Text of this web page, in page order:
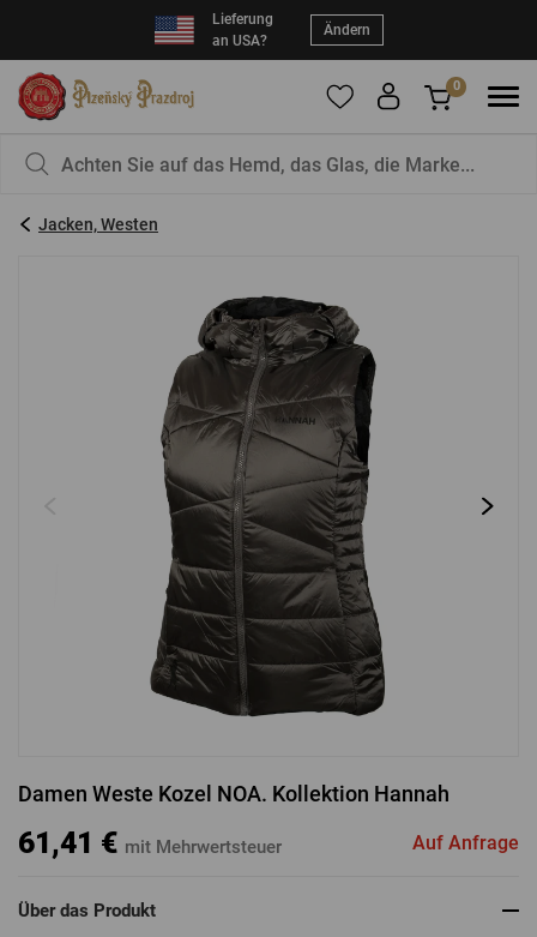
Lieferung
an USA?
Ändern
registrieren Sie sich
EINLOGGEN
Vergessenes Passwort Neue Registrierung
ANMELDUNG ÜBER FACEBOOK
ANMELDUNG ÜBER GOOGLE
0
schade?
Jacken, Westen
Damen Weste Kozel NOA. Kollektion Hannah
61,41 € mit Mehrwertsteuer Auf Anfrage
Über das Produkt